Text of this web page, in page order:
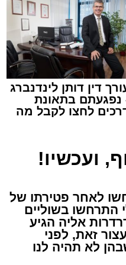
סביב שולחן
בהתלהבות על מה
והתווכחו ביניהם
שקט, אך בין שני
כמעט שלא
את הילד
דין דותן לינדנברג
נפגעתם בתאונת
לחצו לקבל מה
ועכשיו!
לאחר פטירתו של
התרחשו בשוליים
אליה הגיע
זאת, לפני
לא תהיה לנו